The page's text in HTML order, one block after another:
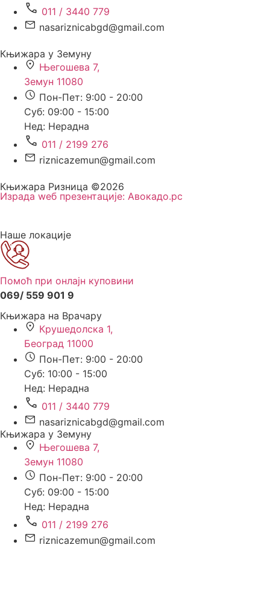
011 / 3440 779
nasariznicabgd@gmail.com
Књижара у Земуну
Његошева 7,
Земун 11080
Пон-Пет: 9:00 - 20:00
Суб: 09:00 - 15:00
Нед: Нерадна
011 / 2199 276
riznicazemun@gmail.com
Књижара Ризница ©️2026
Израда wеб презентације: Авокадо.рс
Наше локације
Помоћ при онлајн куповини
069/ 559 901 9
Књижара на Врачару
Крушедолска 1,
Београд 11000
Пон-Пет: 9:00 - 20:00
Суб: 10:00 - 15:00
Нед: Нерадна
011 / 3440 779
nasariznicabgd@gmail.com
Књижара у Земуну
Његошева 7,
Земун 11080
Пон-Пет: 9:00 - 20:00
Суб: 09:00 - 15:00
Нед: Нерадна
011 / 2199 276
riznicazemun@gmail.com